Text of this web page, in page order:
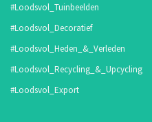
#Loodsvol_Tuinbeelden
#Loodsvol_Decoratief
#Loodsvol_Heden_&_Verleden
#Loodsvol_Recycling_&_Upcycling
#Loodsvol_Export